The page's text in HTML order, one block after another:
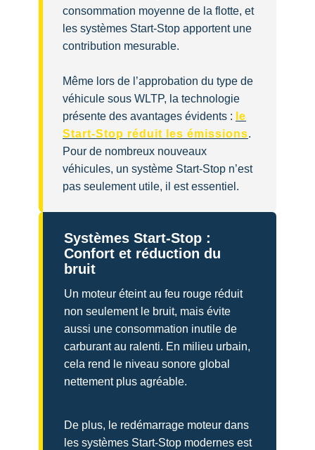
consommation moyenne de la flotte, et
les systèmes Start-Stop apportent une
contribution mesurable.
Même lors de l’approbation du type de
véhicule sous WLTP, la technologie
présente des avantages évidents : le
Start-Stop réduit les émissions.
Pour de nombreux nouveaux
véhicules, un système Start-Stop n’est
pas seulement utile, il est essentiel.
Systèmes Start-Stop :
Confort et réduction du
bruit
Un moteur éteint au feu rouge réduit
non seulement le bruit, mais évite
aussi une consommation inutile de
carburant au ralenti. En milieu urbain,
cela rend le niveau sonore global
nettement plus agréable.
De plus, le redémarrage moteur dans
les systèmes Start-Stop modernes est